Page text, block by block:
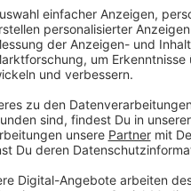
Anzeige
Weitere
Anzeige
Die